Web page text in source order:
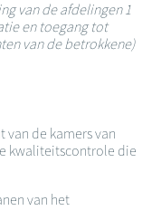
van de afdelingen 1
en toegang tot
van de betrokkene)
van de kamers van
kwaliteitscontrole die
van het